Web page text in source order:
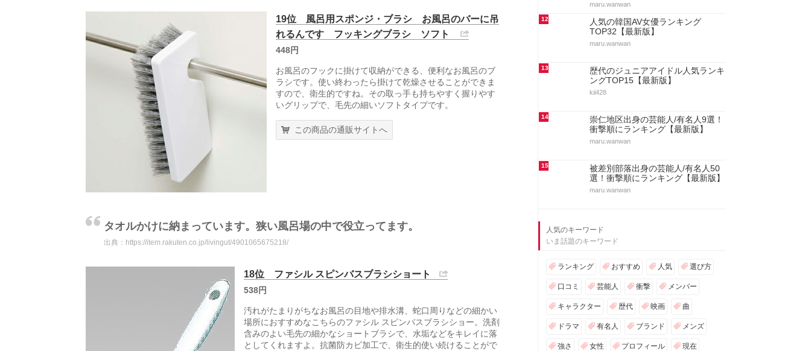
19位 風呂用スポンジ・ブラシ お風呂のバーに吊
れるんです フッキングブラシ ソフト
448円
お風呂のフックに掛けて収納ができる、便利なお風呂のブ
ラシです。使い終わったら掛けて乾燥させることができま
すので、衛生的ですね。その取っ手も持ちやすく握りやす
いグリップで、毛先の細いソフトタイプです。
この商品の通販サイトへ
タオルかけに納まっています。狭い風呂場の中で役立ってます。
出典： https://item.rakuten.co.jp/livingut/4901065675218/
18位 ファシル スピンバスブラシショート
538円
汚れがたまりがちなお風呂の目地や排水溝、蛇口周りなどの細かい
場所におすすめなこちらのファシル スピンバスブラシショー。洗剤
含みのよい毛先の細かなショートブラシで、水垢などをキレイに落
としてくれますよ。抗菌防カビ加工で、衛生的使い続けることがで
maru.wanwan
12
人気の韓国AV女優ランキング
TOP32【最新版】
maru.wanwan
13
歴代のジュニアアイドル人気ランキ
ングTOP15【最新版】
kii428
14
崇仁地区出身の芸能人/有名人9選！
衝撃順にランキング【最新版】
maru.wanwan
15
被差別部落出身の芸能人/有名人50
選！衝撃順にランキング【最新版】
maru.wanwan
人気のキーワード
いま話題のキーワード
ランキング おすすめ 人気 選び方
口コミ 芸能人 衝撃 メンバー
キャラクター 歴代 映画 曲
ドラマ 有名人 ブランド メンズ
強さ 女性 プロフィール 現在